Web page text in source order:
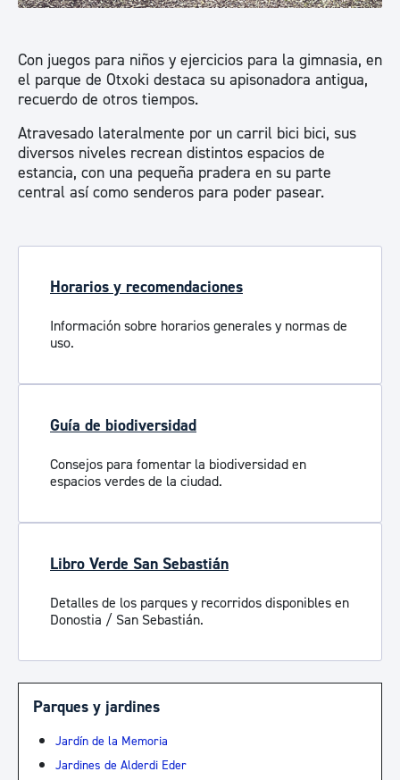
Con juegos para niños y ejercicios para la gimnasia, en
el parque de Otxoki destaca su apisonadora antigua,
recuerdo de otros tiempos.
Atravesado lateralmente por un carril bici bici, sus
diversos niveles recrean distintos espacios de
estancia, con una pequeña pradera en su parte
central así como senderos para poder pasear.
Horarios y recomendaciones
Información sobre horarios generales y normas de
uso.
Guía de biodiversidad
Consejos para fomentar la biodiversidad en
espacios verdes de la ciudad.
Libro Verde San Sebastián
Detalles de los parques y recorridos disponibles en
Donostia / San Sebastián.
Parques y jardines
Jardín de la Memoria
Jardines de Alderdi Eder